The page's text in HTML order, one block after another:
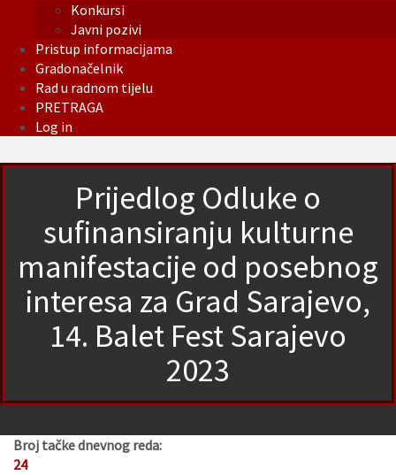
Konkursi
Javni pozivi
Pristup informacijama
Gradonačelnik
Rad u radnom tijelu
PRETRAGA
Log in
Prijedlog Odluke o
sufinansiranju kulturne
manifestacije od posebnog
interesa za Grad Sarajevo,
14. Balet Fest Sarajevo
2023
Broj tačke dnevnog reda:
24